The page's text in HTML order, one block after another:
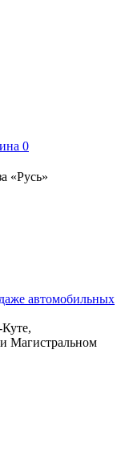
0
«Русь»
Магистральном